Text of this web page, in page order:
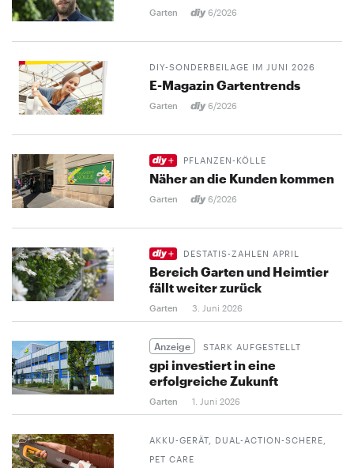
Garten 6/2026
DIY-SONDERBEILAGE IM JUNI 2026
E-Magazin Gartentrends
Garten 6/2026
PFLANZEN-KÖLLE
Näher an die Kunden kommen
Garten 6/2026
DESTATIS-ZAHLEN APRIL
Bereich Garten und Heimtier
fällt weiter zurück
Garten 3. Juni 2026
Anzeige STARK AUFGESTELLT
gpi investiert in eine
erfolgreiche Zukunft
Garten 1. Juni 2026
AKKU-GERÄT, DUAL-ACTION-SCHERE,
PET CARE